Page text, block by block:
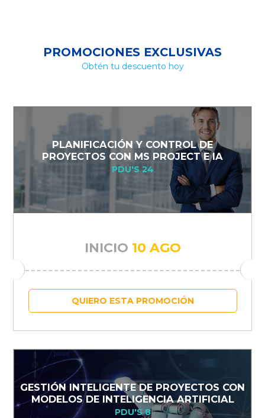
PROMOCIONES EXCLUSIVAS
Obtén tu descuento hoy
PLANIFICACIÓN Y CONTROL DE
PROYECTOS CON MS PROJECT E IA
PDU'S 24
INICIO 10 AGO
QUIERO ESTA PROMOCIÓN
GESTIÓN INTELIGENTE DE PROYECTOS CON
MODELOS DE INTELIGENCIA ARTIFICIAL
PDU'S 8